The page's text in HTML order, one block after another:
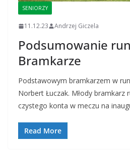
SENIORZY
11.12.23 Andrzej Giczela
Podsumowanie
Bramkarze
Podstawowym bramkarzem w
Norbert Łuczak. Młody bramkarz
czystego konta w meczu na
Read More